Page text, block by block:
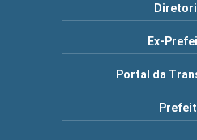
Ex-
Portal da